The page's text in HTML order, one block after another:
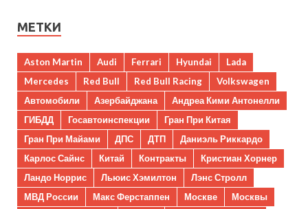
МЕТКИ
Aston Martin Audi Ferrari Hyundai
Lada
Mercedes
Red Bull Red Bull Racing
Volkswagen
Автомобили
Азербайджана
Андреа Кими Антонелли
ГИБДД
Госавтоинспекции
Гран При Китая
Гран При Майами
ДПС ДТП
Даниэль Риккардо
Карлос Сайнс
Китай Контракты
Кристиан Хорнер
Ландо Норрис
Льюис Хэмилтон
Лэнс Стролл
МВД России
Макс Ферстаппен Москве
Москвы